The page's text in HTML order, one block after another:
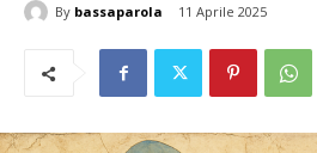
By bassaparola 11 Aprile 2025